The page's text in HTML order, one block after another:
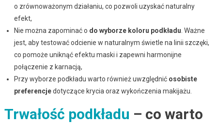
o zrównoważonym działaniu, co pozwoli uzyskać naturalny
efekt,
Nie można zapominać o do wyborze koloru podkładu . Ważne
jest, aby testować odcienie w naturalnym świetle na linii szczęki,
co pomoże uniknąć efektu maski i zapewni harmonijne
połączenie z karnacją,
Przy wyborze podkładu warto również uwzględnić osobiste
preferencjedotyczące krycia oraz wykończenia makijażu.
Trwałość podkładu – co warto